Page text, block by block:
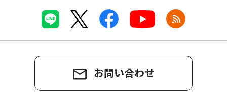
お問い合わせ